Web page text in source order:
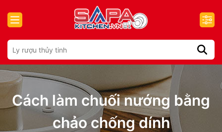
Cách làm chuối nướng bằng
chảo chống dính